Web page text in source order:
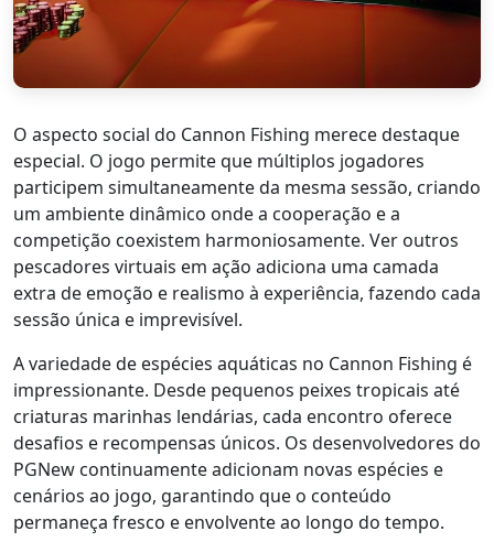
O aspecto social do Cannon Fishing merece destaque
especial. O jogo permite que múltiplos jogadores
participem simultaneamente da mesma sessão, criando
um ambiente dinâmico onde a cooperação e a
competição coexistem harmoniosamente. Ver outros
pescadores virtuais em ação adiciona uma camada
extra de emoção e realismo à experiência, fazendo cada
sessão única e imprevisível.
A variedade de espécies aquáticas no Cannon Fishing é
impressionante. Desde pequenos peixes tropicais até
criaturas marinhas lendárias, cada encontro oferece
desafios e recompensas únicos. Os desenvolvedores do
PGNew continuamente adicionam novas espécies e
cenários ao jogo, garantindo que o conteúdo
permaneça fresco e envolvente ao longo do tempo.